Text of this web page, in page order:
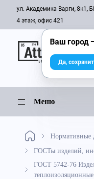
ул. Академика Варги, 8к1,
4 этаж, офис 421
Онлайн-
Меню
Нормативные
ГОСТы изделий,
ГОСТ 5742-76
теплоизоляционные
Ваш город
Да,